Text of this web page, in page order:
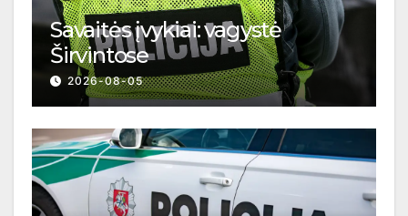
Savaitės įvykiai: vagystė
Širvintose
2026-08-05